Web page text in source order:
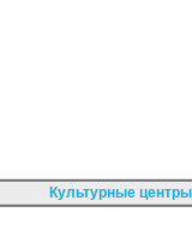
Культурные